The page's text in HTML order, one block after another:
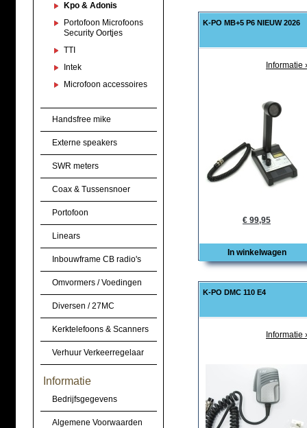
Kpo & Adonis
Portofoon Microfoons
Security Oortjes
TTI
Intek
Microfoon accessoires
Handsfree mike
Externe speakers
SWR meters
Coax & Tussensnoer
Portofoon
Linears
Inbouwframe CB radio's
Omvormers / Voedingen
Diversen / 27MC
Kerktelefoons & Scanners
Verhuur Verkeerregelaar
Informatie
Bedrijfsgegevens
Algemene Voorwaarden
K-PO MB+5 P6 NIEUW 2026
Informatie
€ 99,95
In winkelwagen
K-PO DMC 110 E4
Informatie